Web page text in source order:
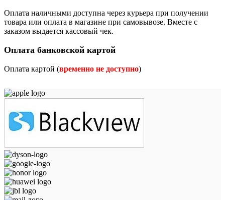
Оплата наличными доступна через курьера при получении
товара или оплата в магазине при самовывозе. Вместе с
заказом выдается кассовый чек.
Оплата банковской картой
Оплата картой (временно не доступно)